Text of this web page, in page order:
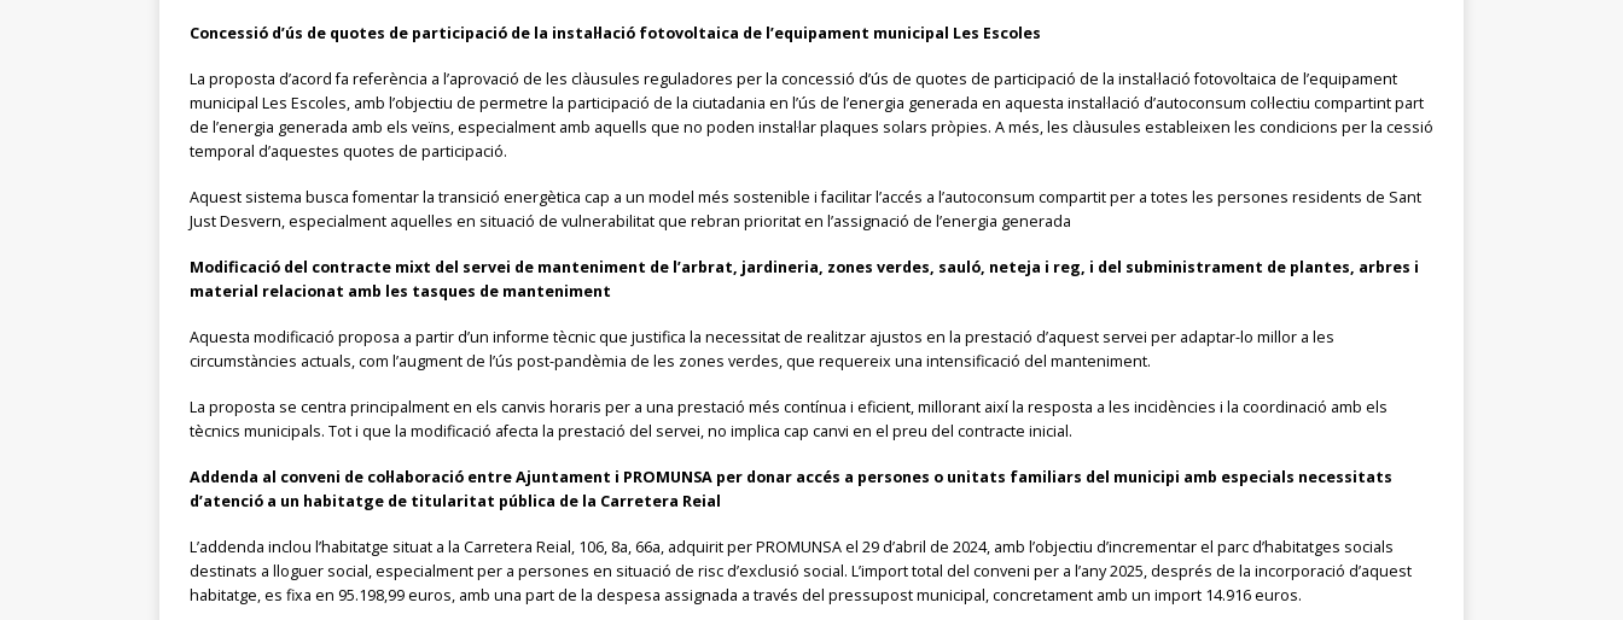
Concessió d’ús de quotes de participació de la instal·lació fotovoltaica de l’equipament municipal Les Escoles
La proposta d’acord fa referència a l’aprovació de les clàusules reguladores per la concessió d’ús de quotes de participació de la instal·lació fotovoltaica de l’equipament
municipal Les Escoles, amb l’objectiu de permetre la participació de la ciutadania en l’ús de l’energia generada en aquesta instal·lació d’autoconsum col·lectiu compartint part
de l’energia generada amb els veïns, especialment amb aquells que no poden instal·lar plaques solars pròpies. A més, les clàusules estableixen les condicions per la cessió
temporal d’aquestes quotes de participació.
Aquest sistema busca fomentar la transició energètica cap a un model més sostenible i facilitar l’accés a l’autoconsum compartit per a totes les persones residents de Sant
Just Desvern, especialment aquelles en situació de vulnerabilitat que rebran prioritat en l’assignació de l’energia generada​
Modificació del contracte mixt del servei de manteniment de l’arbrat, jardineria, zones verdes, sauló, neteja i reg, i del subministrament de plantes, arbres i
material relacionat amb les tasques de manteniment
Aquesta modificació proposa a partir d’un informe tècnic que justifica la necessitat de realitzar ajustos en la prestació d’aquest servei per adaptar-lo millor a les
circumstàncies actuals, com l’augment de l’ús post-pandèmia de les zones verdes, que requereix una intensificació del manteniment.
La proposta se centra principalment en els canvis horaris per a una prestació més contínua i eficient, millorant així la resposta a les incidències i la coordinació amb els
tècnics municipals. Tot i que la modificació afecta la prestació del servei, no implica cap canvi en el preu del contracte inicial.​
Addenda al conveni de col·laboració entre Ajuntament i PROMUNSA per donar accés a persones o unitats familiars del municipi amb especials necessitats
d’atenció a un habitatge de titularitat pública de la Carretera Reial
L’addenda inclou l’habitatge situat a la Carretera Reial, 106, 8a, 66a, adquirit per PROMUNSA el 29 d’abril de 2024, amb l’objectiu d’incrementar el parc d’habitatges socials
destinats a lloguer social, especialment per a persones en situació de risc d’exclusió social. L’import total del conveni per a l’any 2025, després de la incorporació d’aquest
habitatge, es fixa en 95.198,99 euros, amb una part de la despesa assignada a través del pressupost municipal​, concretament amb un import 14.916 euros.